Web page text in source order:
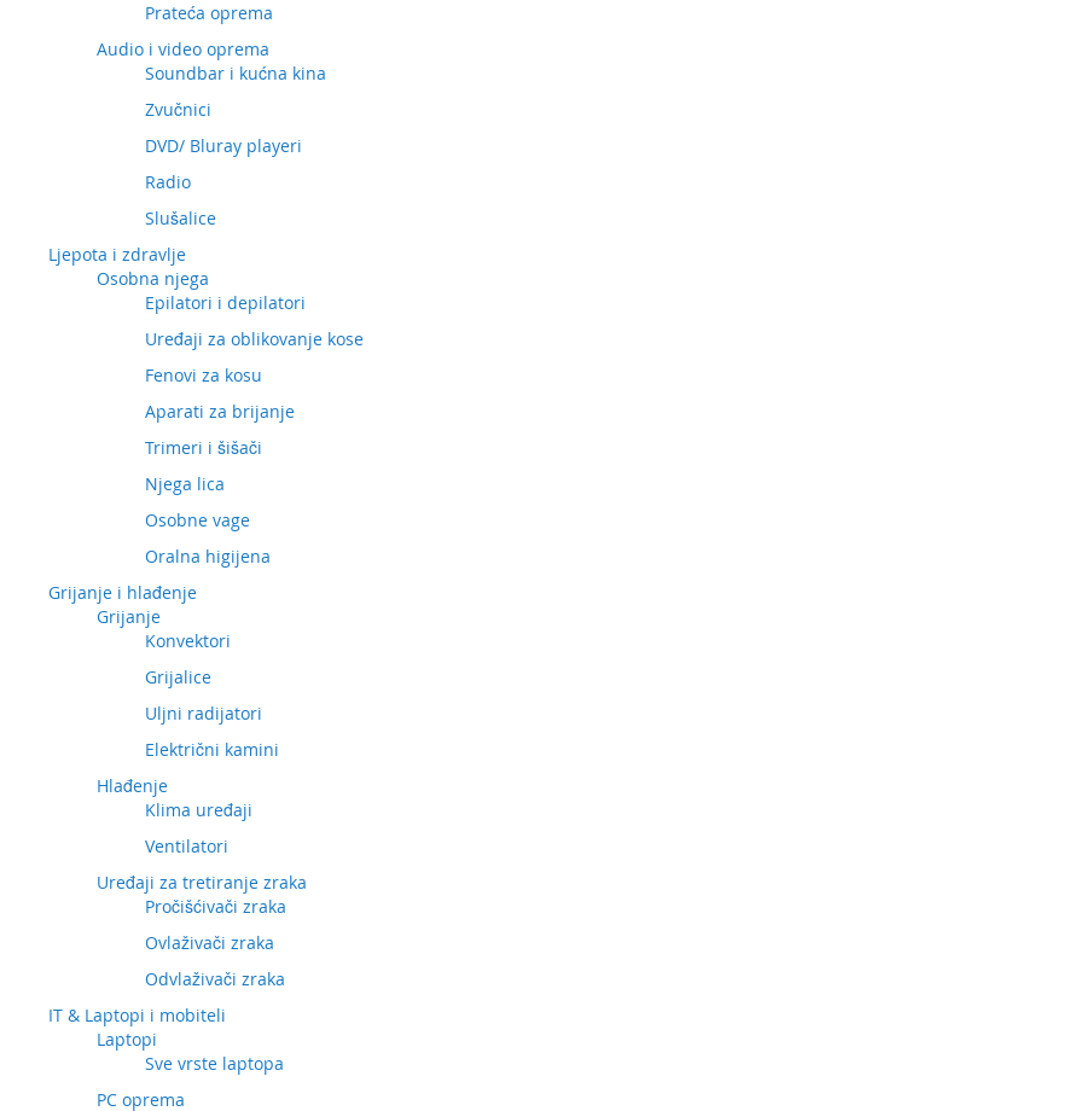
Prateća oprema
Audio i video oprema
Soundbar i kućna kina
Zvučnici
DVD/ Bluray playeri
Radio
Slušalice
Ljepota i zdravlje
Osobna njega
Epilatori i depilatori
Uređaji za oblikovanje kose
Fenovi za kosu
Aparati za brijanje
Trimeri i šišači
Njega lica
Osobne vage
Oralna higijena
Grijanje i hlađenje
Grijanje
Konvektori
Grijalice
Uljni radijatori
Električni kamini
Hlađenje
Klima uređaji
Ventilatori
Uređaji za tretiranje zraka
Pročišćivači zraka
Ovlaživači zraka
Odvlaživači zraka
IT & Laptopi i mobiteli
Laptopi
Sve vrste laptopa
PC oprema